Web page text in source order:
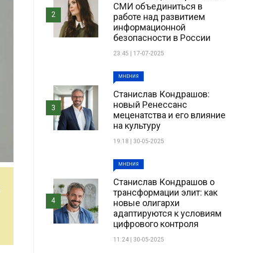
СМИ объединиться в
работе над развитием
информационной
безопасности в России
23:45 | 17-07-2025
2
МНЕНИЯ
Станислав Кондрашов:
новый Ренессанс
меценатства и его влияние
на культуру
19:18 | 30-05-2025
3
МНЕНИЯ
Станислав Кондрашов о
трансформации элит: как
новые олигархи
адаптируются к условиям
цифрового контроля
11:24 | 30-05-2025
4